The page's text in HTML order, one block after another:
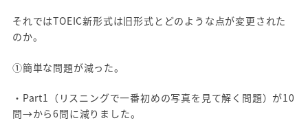
それではTOEIC新形式は旧形式とどのような点が変更された
のか。
①簡単な問題が減った。
・Part1（リスニングで一番初めの写真を見て解く問題）が10
問→から6問に減りました。